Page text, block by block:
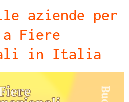
aziende per
Fiere
in Italia